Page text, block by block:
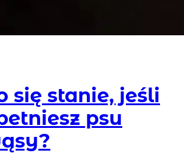
się stanie, jeśli
psu